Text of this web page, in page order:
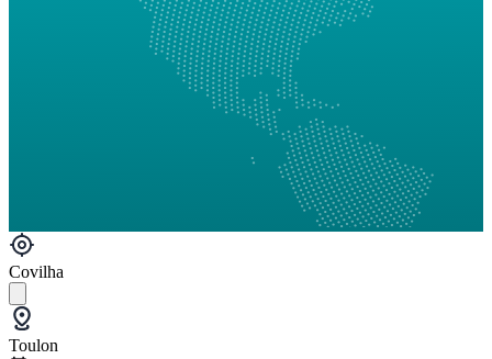
Covilha
Toulon